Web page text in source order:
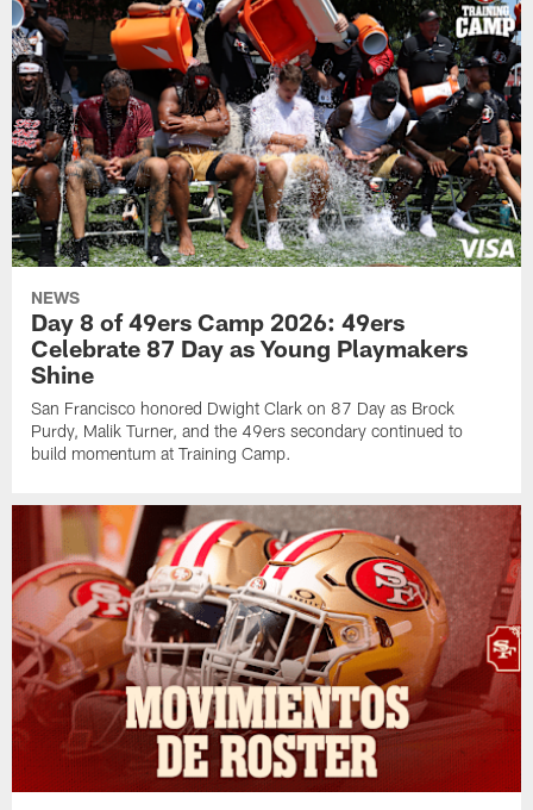
NEWS
Day 8 of 49ers Camp 2026: 49ers
Celebrate 87 Day as Young Playmakers
Shine
San Francisco honored Dwight Clark on 87 Day as Brock
Purdy, Malik Turner, and the 49ers secondary continued to
build momentum at Training Camp.